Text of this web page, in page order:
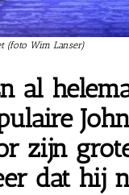
(foto Wim Lanser)
al
zijn
dat hij